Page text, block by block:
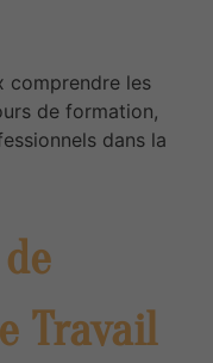
comprendre les
de formation,
dans la
Travail